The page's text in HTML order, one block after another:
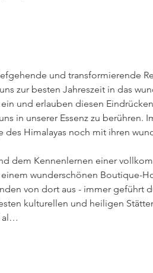
und transformierende
zur besten Jahreszeit in das
und erlauben diesen
in unserer Essenz zu berühren.
Himalayas noch mit ihren
dem Kennenlernen einer
wunderschönen Boutique-
von dort aus - immer geführt
kulturellen und heiligen
al…